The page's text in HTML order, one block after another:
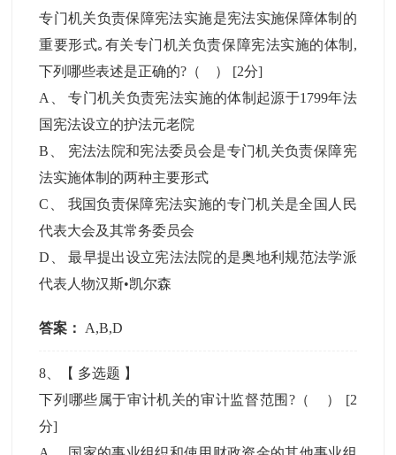
专门机关负责保障宪法实施是宪法实施保障体制的
重要形式｡有关专门机关负责保障宪法实施的体制,
下列哪些表述是正确的?（ ） [2分]
A
、专门机关负责宪法实施的体制起源于1799年法
国宪法设立的护法元老院
B
宪法法院和宪法委员会是专门机关负责保障宪
法实施体制的两种主要形式
C
我国负责保障宪法实施的专门机关是全国人民
代表大会及其常务委员会
D 、最早提出设立宪法法院的是奥地利规范法学派
代表人物汉斯•凯尔森
答案： A,B,D
8 、【 多选题 】
下列哪些属于审计机关的审计监督范围?（ ） [2
分]